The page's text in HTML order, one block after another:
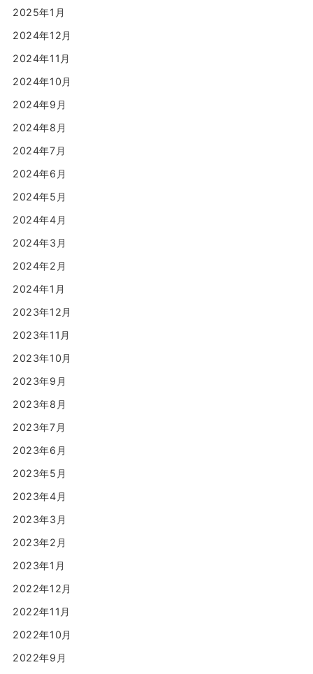
2025年1月
2024年12月
2024年11月
2024年10月
2024年9月
2024年8月
2024年7月
2024年6月
2024年5月
2024年4月
2024年3月
2024年2月
2024年1月
2023年12月
2023年11月
2023年10月
2023年9月
2023年8月
2023年7月
2023年6月
2023年5月
2023年4月
2023年3月
2023年2月
2023年1月
2022年12月
2022年11月
2022年10月
2022年9月